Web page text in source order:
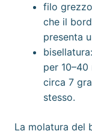
filo
che il
presenta
bisellatura
per
circa 7
stesso.
La molatura del